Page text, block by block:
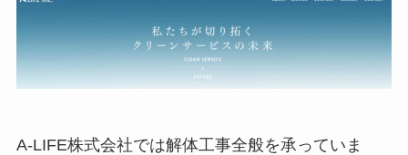
A-LIFE株式会社では解体工事全般を承っていま